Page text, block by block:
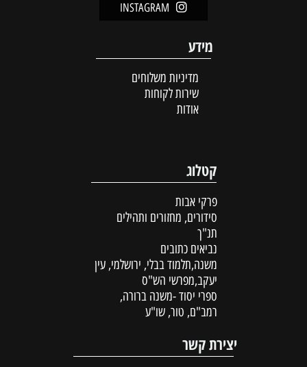
INSTAGRAM
מידע
מדיניות משלוחים
שירות לקוחות
אודות
קטלוג
פרקי אבות
סידורים, מחזורים ותהילים
תנ"ך
נביאים כתובים
משנה,תלמוד בבלי, ירושלמי, עין
יעקב,מפרשי הש"ס
ספרי יסוד -משנה ברורה,
רמב"ם, טור, שו"ע
יצירת קשר